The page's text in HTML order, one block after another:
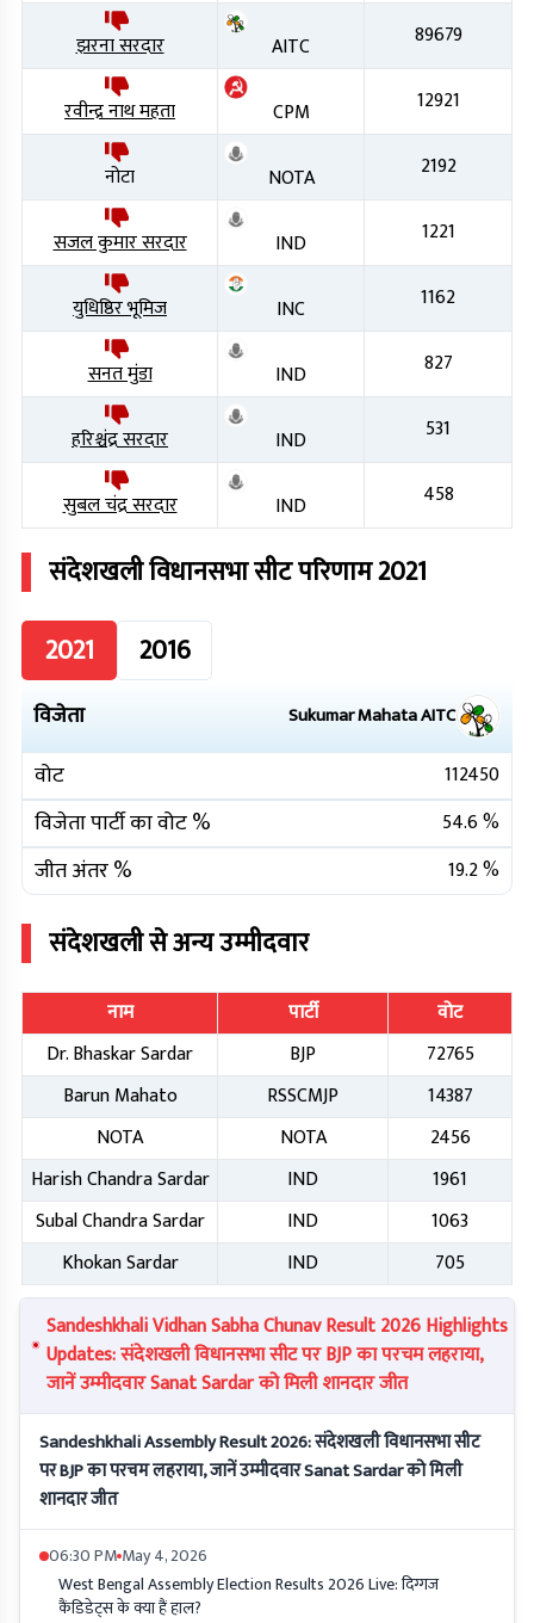
झरना सरदार AITC 89679
रवीन्द्र नाथ महता CPM 12921
नोटा NOTA 2192
सजल कुमार सरदार IND 1221
युधिष्ठिर भूमिज INC 1162
सनत मुंडा IND 827
हरिश्चंद्र सरदार IND 531
सुबल चंद्र सरदार IND 458
संदेशखलीविधानसभा सीट परिणाम2021
2021
2016
विजेता Sukumar MahataAITC
वोट 112450
विजेता पार्टी का वोट % 54.6%
जीत अंतर % 19.2%
संदेशखलीसे अन्य उम्मीदवार
नाम पार्टी
वोट
Dr. Bhaskar Sardar
BJP
72765
Barun Mahato
RSSCMJP
14387
NOTA
NOTA
2456
Harish Chandra Sardar
IND
1961
Subal Chandra Sardar
IND
1063
Khokan Sardar
IND
705
Sandeshkhali Vidhan Sabha Chunav Result 2026 Highlights
Updates: संदेशखली विधानसभा सीट पर BJP का परचम लहराया,
जानें उम्मीदवार Sanat Sardar को मिली शानदार जीत
Sandeshkhali Assembly Result 2026: संदेशखली विधानसभा सीट
पर BJP का परचम लहराया, जानें उम्मीदवार Sanat Sardar को मिली
शानदार जीत
06:30 PM May 4, 2026
West Bengal Assembly Election Results 2026 Live: दिग्गज
कैंडिडेट्स के क्या हैं हाल?